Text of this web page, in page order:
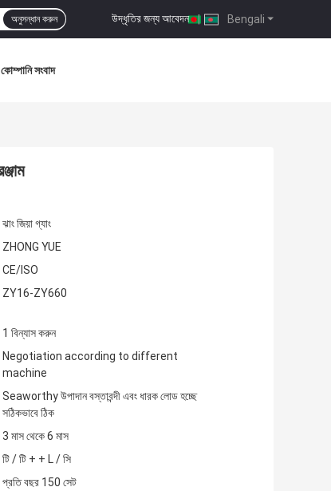
Bengali
উদ্ধৃতির জন্য আবেদন |
অনুসন্ধান করুন
কোম্পানি সংবাদ
ঝাং জিয়া গ্যাং
ZHONG YUE
CE/ISO
ZY16-ZY660
1 বিন্যাস করুন
Negotiation according to different
machine
Seaworthy উপাদান বস্তাবন্দী এবং ধারক লোড হচ্ছে
সঠিকভাবে ঠিক
3 মাস থেকে 6 মাস
টি / টি + + L / সি
প্রতি বছর 150 সেট